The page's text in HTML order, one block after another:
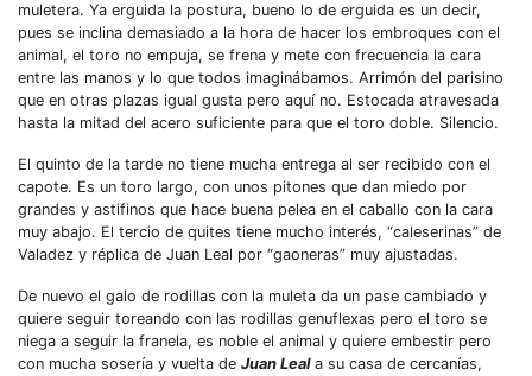
muletera. Ya erguida la postura, bueno lo de erguida es un decir,
pues se inclina demasiado a la hora de hacer los embroques con el
animal, el toro no empuja, se frena y mete con frecuencia la cara
entre las manos y lo que todos imaginábamos. Arrimón del parisino
que en otras plazas igual gusta pero aquí no. Estocada atravesada
hasta la mitad del acero suficiente para que el toro doble. Silencio.
El quinto de la tarde no tiene mucha entrega al ser recibido con el
capote. Es un toro largo, con unos pitones que dan miedo por
grandes y astifinos que hace buena pelea en el caballo con la cara
muy abajo. El tercio de quites tiene mucho interés, “caleserinas” de
Valadez y réplica de Juan Leal por “gaoneras” muy ajustadas.
De nuevo el galo de rodillas con la muleta da un pase cambiado y
quiere seguir toreando con las rodillas genuflexas pero el toro se
niega a seguir la franela, es noble el animal y quiere embestir pero
con mucha sosería y vuelta de Juan Leala su casa de cercanías,